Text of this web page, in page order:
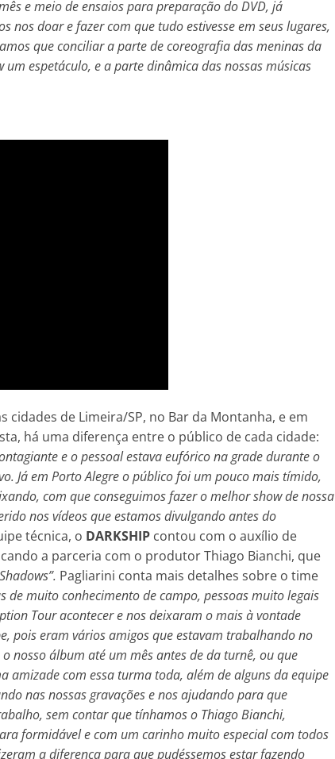
e meio de ensaios para preparação do DVD, já
nos doar e fazer com que tudo estivesse em seus lugares,
que conciliar a parte de coreografia das meninas da
espetáculo, e a parte dinâmica das nossas músicas
cidades de Limeira/SP, no Bar da Montanha, e em
há uma diferença entre o público de cada cidade:
e o pessoal estava eufórico na grade durante o
Já em Porto Alegre o público foi um pouco mais tímido,
com que conseguimos fazer o melhor show de nossa
nos vídeos que estamos divulgando antes do
técnica, o DARKSHIP contou com o auxílio de
a parceria com o produtor Thiago Bianchi, que
Pagliarini conta mais detalhes sobre o time
de muito conhecimento de campo, pessoas muito legais
Tour acontecer e nos deixaram o mais à vontade
pois eram vários amigos que estavam trabalhando no
nosso álbum até um mês antes de da turnê, ou que
com essa turma toda, além de alguns da equipe
nas nossas gravações e nos ajudando para que
sem contar que tínhamos o Thiago Bianchi,
formidável e com um carinho muito especial com todos
a diferença para que pudéssemos estar fazendo